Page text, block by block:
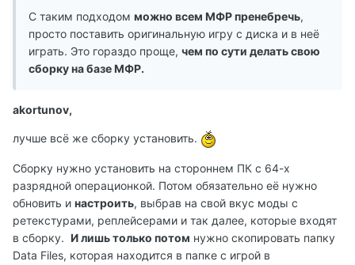
С таким подходом можно всем МФР пренебречь,
просто поставить оригинальную игру с диска и в неё
играть. Это гораздо проще, чем по сути делать свою
сборку на базе МФР.
akortunov,
лучше всё же сборку установить.
Сборку нужно установить на стороннем ПК с 64-х
разрядной операционкой. Потом обязательно её нужно
обновить и настроить, выбрав на свой вкус моды с
ретекстурами, реплейсерами и так далее, которые входят
в сборку. И лишь только потом нужно скопировать папку
Data Files, которая находится в папке с игрой в